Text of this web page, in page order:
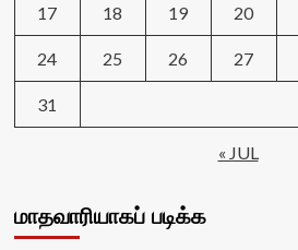
17 18 19 20
24 25 26 27
31
« JUL
மாதவாரியாகப் படிக்க